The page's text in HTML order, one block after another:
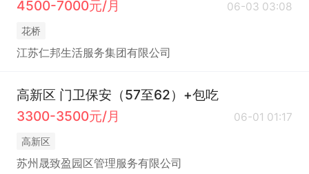
4500-7000元/月 06-03 03:08
花桥
江苏仁邦生活服务集团有限公司
高新区 门卫保安（57至62）+包吃
3300-3500元/月
06-01 01:17
高新区
苏州晟致盈园区管理服务有限公司